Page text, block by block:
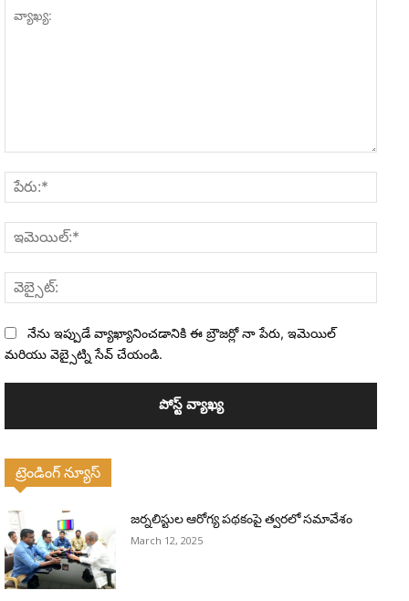
నేను ఇప్పుడే వ్యాఖ్యానించడానికి ఈ బ్రౌజర్లో నా పేరు, ఇమెయిల్
మరియు వెబ్సైట్ని సేవ్ చేయండి.
ట్రెండింగ్ న్యూస్
జర్నలిస్టుల ఆరోగ్య పథకంపై త్వరలో సమావేశం
March 12, 2025